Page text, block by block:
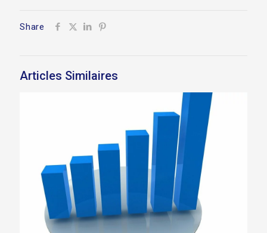
Share
Articles Similaires